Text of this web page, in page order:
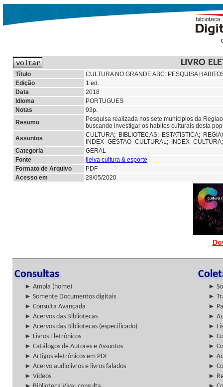
LIVRO
Título
CULTURA NO GRANDE ABC: PESQUISA
Edição
1 ed.
Data
2018
Idioma
PORTUGUES
Notas
93p.
Resumo
Pesquisa realizada nos sete municipios da
buscando investigar os habitos culturais desta
Assuntos
CULTURA; BIBLIOTECAS; ESTATISTICA;
INDEX_GESTAO_CULTURAL;
Categoria
GERAL
Fonte
jleiva cultura & esporte
Formato de Arquivo
PDF
Acesso em
28/05/2020
Consultas
► Ampla (home)
►
► Somente Documentos digitais
►
► Consulta Avançada
►
► Acervos das Bibliotecas
►
► Acervos das Bibliotecas (especificado)
►
► Livros Eletrônicos
►
► Catálogos de Autores e Assuntos
►
► Artigos eletrônicos em PDF
►
► Acervo audiolivros e livros falados
►
► Vídeos
►